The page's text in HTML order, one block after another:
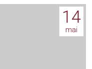
14
mai